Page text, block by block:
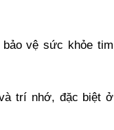
vệ sức khỏe tim
trí nhớ, đặc biệt ở